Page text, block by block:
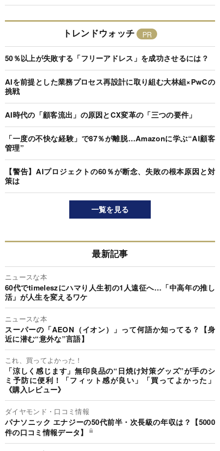
トレンドウォッチ
50％以上が失敗する「フリーアドレス」を成功させるには？
AIを前提とした業務プロセス再設計に取り組む大林組×PwCの
挑戦
AI時代の「顧客流出」の原因とCX変革の「三つの要件」
「一度の不快な経験」で87％が離脱…Amazonに学ぶ“AI顧客
管理”
【警告】AIプロジェクトの60％が断念、失敗の根本原因と対
策は
一覧を見る
最新記事
ニュースな本
60代でtimeleszにハマり人生初の1人遠征へ…「中高年の推し
活」が人生を変えるワケ
ニュースな本
スーパーの「AEON（イオン）」って何語か知ってる？【身
近に潜む“意外な”言語】
これ、買ってよかった！
「涼しく感じます」無印良品の“日焼け対策グッズ”が手のシ
ミ予防に便利！「フィット感が良い」「買ってよかった」
《購入レビュー》
ダイヤモンド・口コミ情報
パナソニック エナジーの50代前半・次長級の年収は？【5000
件の口コミ情報データ】